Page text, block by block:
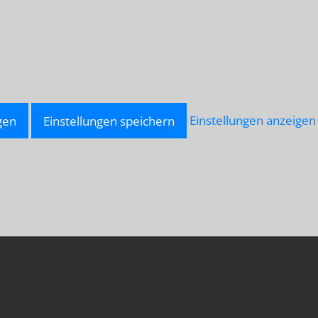
Einstellungen speichern Einstellungen anzeigen